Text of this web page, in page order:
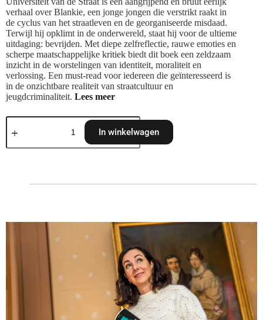
verhaal over Blankie, een jonge jongen die verstrikt raakt in
de cyclus van het straatleven en de georganiseerde misdaad.
Terwijl hij opklimt in de onderwereld, staat hij voor de ultieme
uitdaging: bevrijden. Met diepe zelfreflectie, rauwe emoties en
scherpe maatschappelijke kritiek biedt dit boek een zeldzaam
inzicht in de worstelingen van identiteit, moraliteit en
verlossing. Een must-read voor iedereen die geïnteresseerd is
in de onzichtbare realiteit van straatcultuur en
jeugdcriminaliteit. Lees meer
In winkelwagen